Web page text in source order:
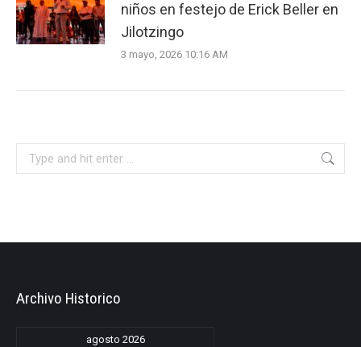
niños en festejo de Erick Beller en
Jilotzingo
3 mayo, 2026 10:16 AM
Archivo Historico
agosto 2026